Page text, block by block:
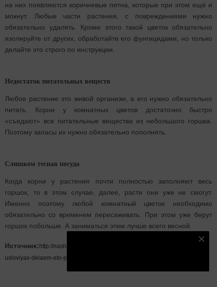
на них появляются коричневые пятна, которые при этом ещё и
мокнут. Любые части растения, с повреждениями нужно
обязательно удалять. Кроме этого такой цветок обязательно
изолируйте от других, обработайте его фунгицидами, но только
делайте это строго по инструкции.
Недостаток питательных веществ
Любое растение это живой организм, а его нужно обязательно
питать. Корни у комнатных цветов достаточно быстро
«съедают» все питательные вещества из небольшого горшка.
Поэтому запасы их нужно обязательно пополнять.
Слишком тесная посуда
Когда корни у растения почти полностью заполняют весь
горшок, то в этом случае, далее, расти они уже не смогут.
Именно поэтому любой комнатный цветок необходимо
обязательно со временем пересаживать. При этом уже берут
горшок побольше. А заниматься этим лучше всего весной.
Источник: http://nashsovetik.ru/kak-uxazhivat-za-cvetami-v-domashnix-
usloviyax-delaem-eto-pravilno/